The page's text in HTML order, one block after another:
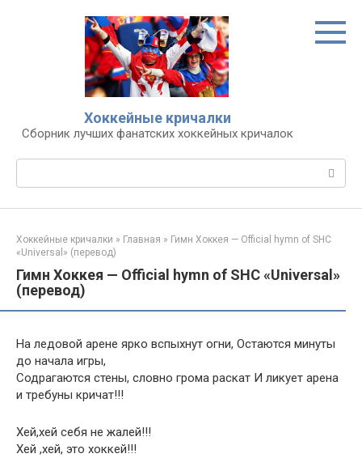
Хоккейные кричалки
Сборник лучших фанатских хоккейных кричалок
Хоккейные кричалки » Главная » Гимн Хоккея — Official hymn of SHC
«Universal» (перевод)
Гимн Хоккея — Official hymn of SHC «Universal»
(перевод)
На ледовой арене ярко вспыхнут огни, Остаются минуты
до начала игры,
Содрагаются стены, словно грома раскат И ликует арена
и требуны кричат!!!
Хей,хей себя не жалей!!!
Хей ,хей, это хоккей!!!